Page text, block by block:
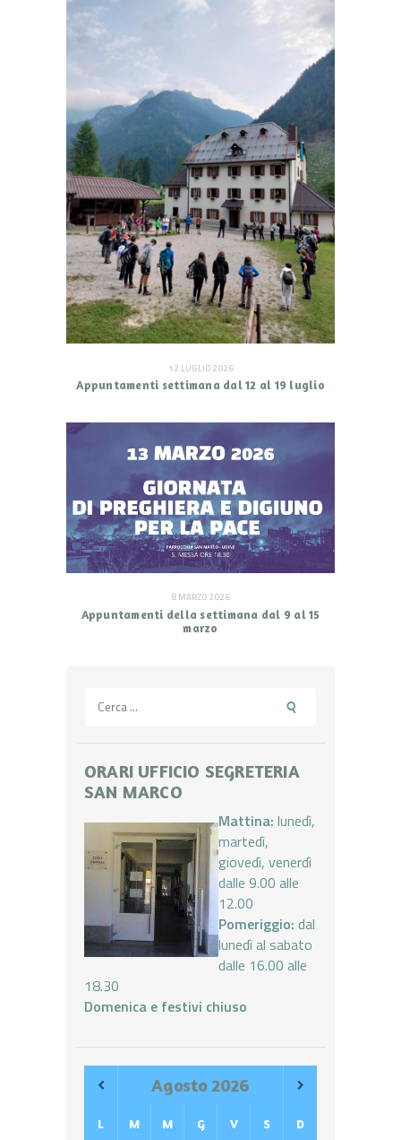
12 LUGLIO 2026
Appuntamenti settimana dal 12 al 19 luglio
8 MARZO 2026
Appuntamenti della settimana dal 9 al 15
marzo
per:
ORARI UFFICIO SEGRETERIA
SAN MARCO
Mattina: lunedì,
martedì,
giovedì, venerdì
dalle 9.00 alle
12.00
Pomeriggio: dal
lunedì al sabato
dalle 16.00 alle
18.30
Domenica e festivi chiuso
Agosto 2026
L M M G V S D